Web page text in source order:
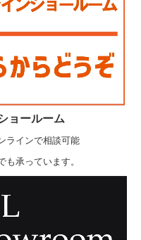
ョールーム
ラインで相談可能
も承っています。